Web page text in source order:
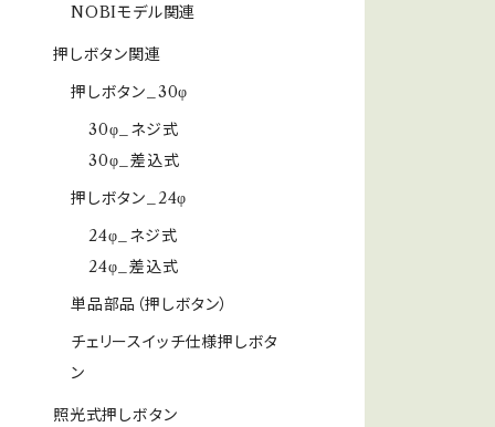
NOBIモデル関連
押しボタン関連
押しボタン_30φ
30φ_ネジ式
30φ_差込式
押しボタン_24φ
24φ_ネジ式
24φ_差込式
単品部品（押しボタン）
チェリースイッチ仕様押しボタ
ン
照光式押しボタン